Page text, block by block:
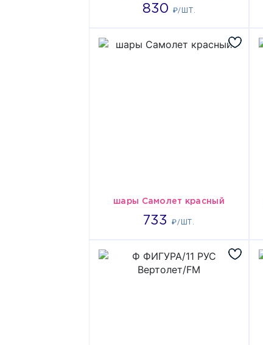
830 ₽/ШТ.
шары Самолет красный
733₽/ШТ.
733